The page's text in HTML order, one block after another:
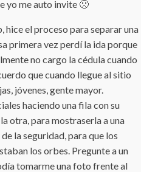
yo me auto invite 🙁
hice el proceso para separar una
primera vez perdí la ida porque
no cargo la cédula cuando
que cuando llegue al sitio
jóvenes, gente mayor.
haciendo una fila con su
otra, para mostraserla a una
la seguridad, para que los
los orbes. Pregunte a un
tomarme una foto frente al